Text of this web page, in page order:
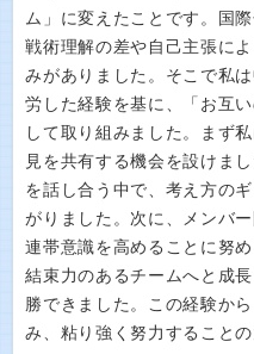
ム」に変えたことです。国
戦術理解の差や自己主張に
みがありました。そこで私
労した経験を基に、「お互
して取り組みました。まず
見を共有する機会を設けま
を話し合う中で、考え方の
がりました。次に、メンバ
連帯意識を高めることに努
結束力のあるチームへと成
勝できました。この経験か
み、粘り強く努力すること